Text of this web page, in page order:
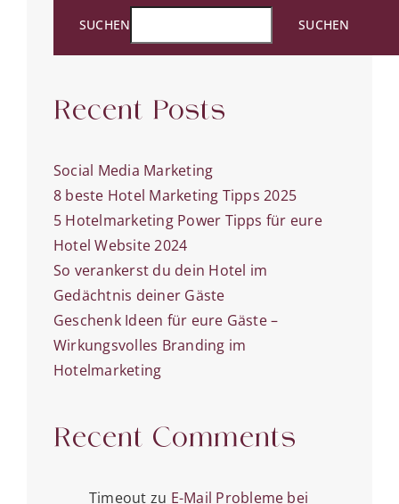
SUCHEN SUCHEN
Recent Posts
Social Media Marketing
8 beste Hotel Marketing Tipps 2025
5 Hotelmarketing Power Tipps für eure
Hotel Website 2024
So verankerst du dein Hotel im
Gedächtnis deiner Gäste
Geschenk Ideen für eure Gäste –
Wirkungsvolles Branding im
Hotelmarketing
Recent Comments
Timeout zu E-Mail Probleme bei